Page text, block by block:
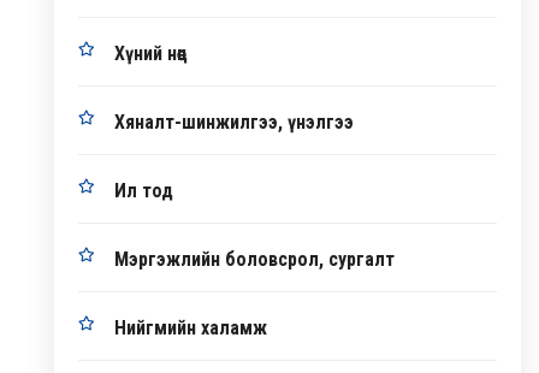
Хүний нөөц
Хяналт-шинжилгээ, үнэлгээ
Ил тод
Мэргэжлийн боловсрол, сургалт
Нийгмийн халамж